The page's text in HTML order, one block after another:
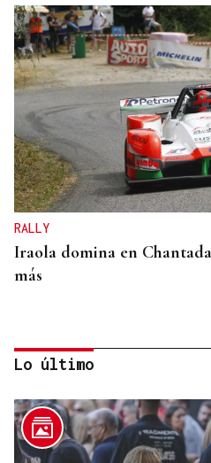
RALLY
Iraola domina en
más
Lo último